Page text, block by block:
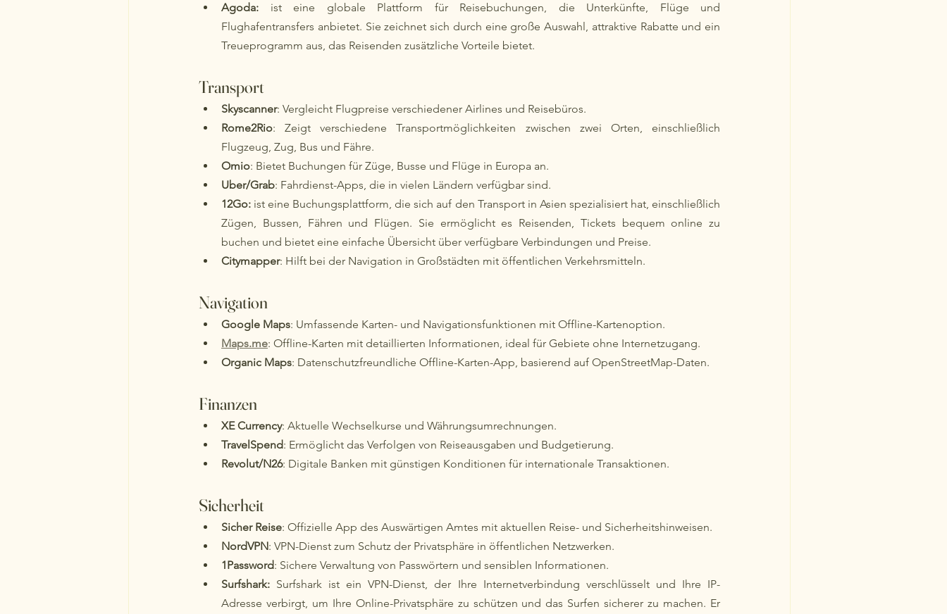
Agoda: ist eine globale Plattform für Reisebuchungen, die Unterkünfte, Flüge und
Flughafentransfers anbietet. Sie zeichnet sich durch eine große Auswahl, attraktive Rabatte und ein
Treueprogramm aus, das Reisenden zusätzliche Vorteile bietet.
Transport
Skyscanner: Vergleicht Flugpreise verschiedener Airlines und Reisebüros.
Rome2Rio: Zeigt verschiedene Transportmöglichkeiten zwischen zwei Orten, einschließlich
Flugzeug, Zug, Bus und Fähre.
Omio: Bietet Buchungen für Züge, Busse und Flüge in Europa an.
Uber/Grab: Fahrdienst-Apps, die in vielen Ländern verfügbar sind.
12Go: ist eine Buchungsplattform, die sich auf den Transport in Asien spezialisiert hat, einschließlich
Zügen, Bussen, Fähren und Flügen. Sie ermöglicht es Reisenden, Tickets bequem online zu
buchen und bietet eine einfache Übersicht über verfügbare Verbindungen und Preise.
Citymapper: Hilft bei der Navigation in Großstädten mit öffentlichen Verkehrsmitteln.
Navigation
Google Maps: Umfassende Karten- und Navigationsfunktionen mit Offline-Kartenoption.
Maps.me: Offline-Karten mit detaillierten Informationen, ideal für Gebiete ohne Internetzugang.
Organic Maps: Datenschutzfreundliche Offline-Karten-App, basierend auf OpenStreetMap-Daten.
Finanzen
XE Currency: Aktuelle Wechselkurse und Währungsumrechnungen.
TravelSpend: Ermöglicht das Verfolgen von Reiseausgaben und Budgetierung.
Revolut/N26: Digitale Banken mit günstigen Konditionen für internationale Transaktionen.
Sicherheit
Sicher Reise: Offizielle App des Auswärtigen Amtes mit aktuellen Reise- und Sicherheitshinweisen.
NordVPN: VPN-Dienst zum Schutz der Privatsphäre in öffentlichen Netzwerken.
1Password: Sichere Verwaltung von Passwörtern und sensiblen Informationen.
Surfshark: Surfshark ist ein VPN-Dienst, der Ihre Internetverbindung verschlüsselt und Ihre IP-
Adresse verbirgt, um Ihre Online-Privatsphäre zu schützen und das Surfen sicherer zu machen. Er